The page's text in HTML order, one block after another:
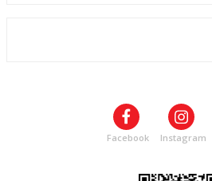
Facebook Instagram